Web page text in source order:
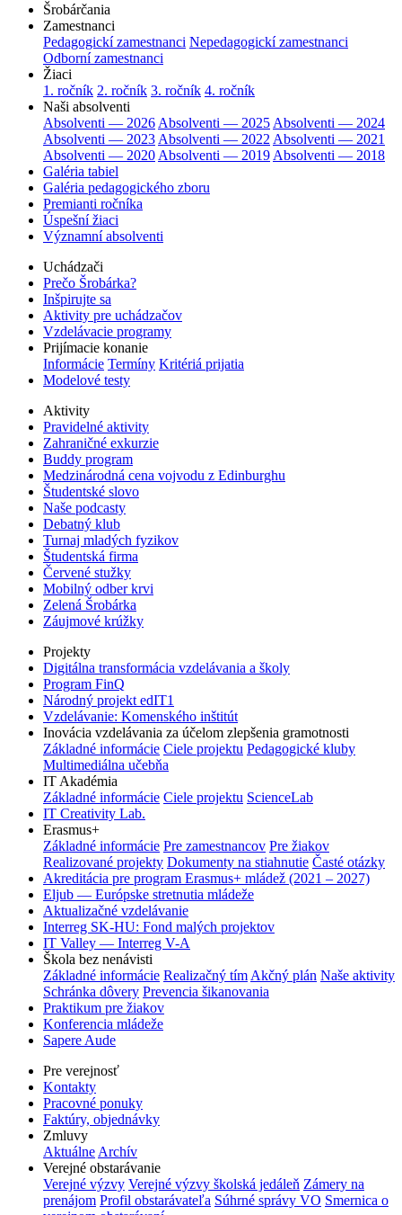
Šrobárčania
Zamestnanci
Pedagogickí zamestnanci Nepedagogickí zamestnanci
Odborní zamestnanci
Žiaci
1. ročník 2. ročník 3. ročník 4. ročník
Naši absolventi
Absolventi — 2026 Absolventi — 2025 Absolventi — 2024
Absolventi — 2023 Absolventi — 2022 Absolventi — 2021
Absolventi — 2020 Absolventi — 2019 Absolventi — 2018
Galéria tabiel
Galéria pedagogického zboru
Premianti ročníka
Úspešní žiaci
Významní absolventi
Uchádzači
Prečo Šrobárka?
Inšpirujte sa
Aktivity pre uchádzačov
Vzdelávacie programy
Prijímacie konanie
Informácie Termíny Kritériá prijatia
Modelové testy
Aktivity
Pravidelné aktivity
Zahraničné exkurzie
Buddy program
Medzinárodná cena vojvodu z Edinburghu
Študentské slovo
Naše podcasty
Debatný klub
Turnaj mladých fyzikov
Študentská firma
Červené stužky
Mobilný odber krvi
Zelená Šrobárka
Záujmové krúžky
Projekty
Digitálna transformácia vzdelávania a školy
Program FinQ
Národný projekt edIT1
Vzdelávanie: Komenského inštitút
Inovácia vzdelávania za účelom zlepšenia gramotnosti
Základné informácie Ciele projektu Pedagogické kluby
Multimediálna učebňa
IT Akadémia
Základné informácie Ciele projektu ScienceLab
IT Creativity Lab.
Erasmus+
Základné informácie Pre zamestnancov Pre žiakov
Realizované projekty Dokumenty na stiahnutie Časté otázky
Akreditácia pre program Erasmus+ mládež (2021 – 2027)
Eljub — Európske stretnutia mládeže
Aktualizačné vzdelávanie
Interreg SK-HU: Fond malých projektov
IT Valley — Interreg V-A
Škola bez nenávisti
Základné informácie Realizačný tím Akčný plán Naše aktivity
Schránka dôvery Prevencia šikanovania
Praktikum pre žiakov
Konferencia mládeže
Sapere Aude
Pre verejnosť
Kontakty
Pracovné ponuky
Faktúry, objednávky
Zmluvy
Aktuálne Archív
Verejné obstarávanie
Verejné výzvy Verejné výzvy školská jedáleň Zámery na
prenájom Profil obstarávateľa Súhrné správy VO Smernica o